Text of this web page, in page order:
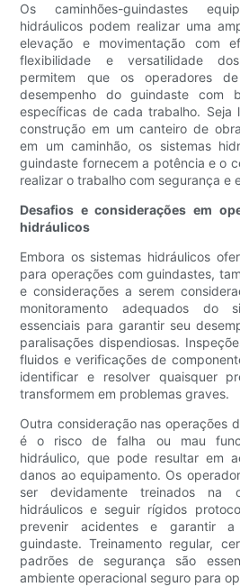
Os caminhões-guindastes
hidráulicos podem realizar uma
elevação e movimentação com
flexibilidade e versatilidade
permitem que os operadores
desempenho do guindaste com
específicas de cada trabalho. Seja
construção em um canteiro de
em um caminhão, os sistemas
guindaste fornecem a potência e o
realizar o trabalho com segurança e
Desafios e considerações em
hidráulicos
Embora os sistemas hidráulicos
para operações com guindastes,
e considerações a serem
monitoramento adequados do
essenciais para garantir seu
paralisações dispendiosas.
fluidos e verificações de
identificar e resolver quaisquer
transformem em problemas graves.
Outra consideração nas operações
é o risco de falha ou mau
hidráulico, que pode resultar em
danos ao equipamento. Os
ser devidamente treinados na
hidráulicos e seguir rígidos
prevenir acidentes e garantir
guindaste. Treinamento regular,
padrões de segurança são
ambiente operacional seguro para